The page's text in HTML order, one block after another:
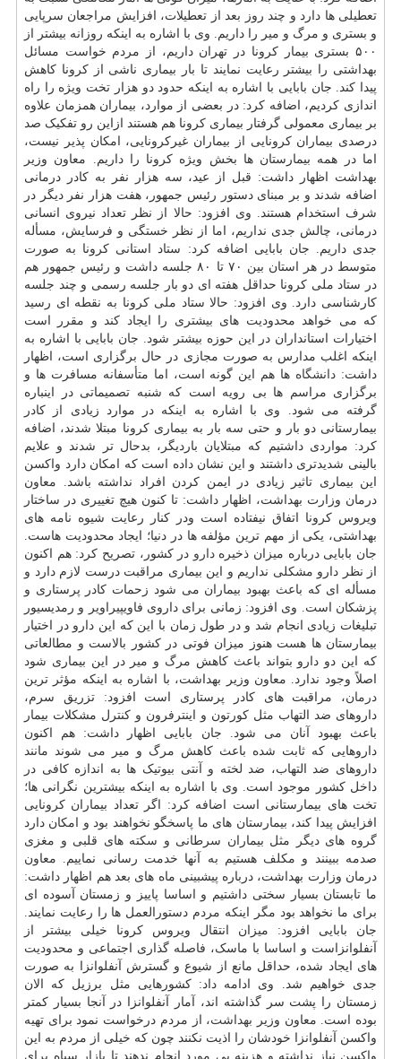
تعطیلی ها دارد و چند روز بعد از تعطیلات، افزایش مراجعان سرپایی
و بستری و مرگ و میر را داریم. وی با اشاره به اینکه روزانه بیشتر از
۵۰۰ بستری بیمار کرونا در تهران داریم، از مردم خواست مسائل
بهداشتی را بیشتر رعایت نمایند تا بار بیماری ناشی از کرونا کاهش
پیدا کند. جان بابایی با اشاره به اینکه حدود دو هزار تخت ویژه را راه
اندازی کردیم، اضافه کرد: در بعضی از موارد، بیماران همزمان علاوه
بر بیماری معمولی گرفتار بیماری کرونا هم هستند ازاین رو تفکیک صد
درصدی بیماران کرونایی از بیماران غیرکرونایی، امکان پذیر نیست،
اما در همه بیمارستان ها بخش ویژه کرونا را داریم. معاون وزیر
بهداشت اظهار داشت: قبل از عید، سه هزار نفر به کادر درمانی
اضافه شدند و بر مبنای دستور رئیس جمهور، هفت هزار نفر دیگر در
شرف استخدام هستند. وی افزود: حالا از نظر تعداد نیروی انسانی
درمانی، چالش جدی نداریم، اما از نظر خستگی و فرسایش، مسأله
جدی داریم. جان بابایی اضافه کرد: ستاد استانی کرونا به صورت
متوسط در هر استان بین ۷۰ تا ۸۰ جلسه داشت و رئیس جمهور هم
در ستاد ملی کرونا حداقل هفته ای دو بار جلسه رسمی و چند جلسه
کارشناسی دارد. وی افزود: حالا ستاد ملی کرونا به نقطه ای رسید
که می خواهد محدودیت های بیشتری را ایجاد کند و مقرر است
اختیارات استانداران در این حوزه بیشتر شود. جان بابایی با اشاره به
اینکه اغلب مدارس به صورت مجازی در حال برگزاری است، اظهار
داشت: دانشگاه ها هم این گونه است، اما متأسفانه مسافرت ها و
برگزاری مراسم ها بی رویه است که شنبه تصمیماتی در اینباره
گرفته می شود. وی با اشاره به اینکه در موارد زیادی از کادر
بیمارستانی دو بار و حتی سه بار به بیماری کرونا مبتلا شدند، اضافه
کرد: مواردی داشتیم که مبتلایان باردیگر، بدحال تر شدند و علایم
بالینی شدیدتری داشتند و این نشان داده است که امکان دارد واکسن
این بیماری تاثیر زیادی در ایمن کردن افراد نداشته باشد. معاون
درمان وزارت بهداشت، اظهار داشت: تا کنون هیچ تغییری در ساختار
ویروس کرونا اتفاق نیفتاده است ودر کنار رعایت شیوه نامه های
بهداشتی، یکی از مهم ترین مؤلفه ها در دنیا؛ ایجاد محدودیت هاست.
جان بابایی درباره میزان ذخیرهدارو در کشور، تصریح کرد: هم اکنون
از نظر دارو مشکلی نداریم و این بیماری مراقبت درست لازم دارد و
مسأله ای که باعث بهبود بیماران می شود زحمات کادر پرستاری و
پزشکان است. وی افزود: زمانی برای داروی فاویپیراویر و رمدیسیور
تبلیغات زیادی انجام شد و در طول زمان با این که این دارو در اختیار
بیمارستان ها هست هنوز میزان فوتی در کشور بالاست و مطالعاتی
که این دو دارو بتواند باعث کاهش مرگ و میر در این بیماری شود
اصلاً وجود ندارد. معاون وزیر بهداشت، با اشاره به اینکه مؤثر ترین
درمان، مراقبت های کادر پرستاری است افزود: تزریق سرم،
داروهای ضد التهاب مثل کورتون و اینترفرون و کنترل مشکلات بیمار
باعث بهبود آنان می شود. جان بابایی اظهار داشت: هم اکنون
داروهایی که ثابت شده باعث کاهش مرگ و میر می شوند مانند
داروهای ضد التهاب، ضد لخته و آنتی بیوتیک ها به اندازه کافی در
داخل کشور موجود است. وی با اشاره به اینکه بیشترین نگرانی ها؛
تخت های بیمارستانی است اضافه کرد: اگر تعداد بیماران کرونایی
افزایش پیدا کند، بیمارستان های ما پاسخگو نخواهند بود و امکان دارد
گروه های دیگر مثل بیماران سرطانی و سکته های قلبی و مغزی
صدمه ببینند و مکلف هستیم به آنها خدمت رسانی نماییم. معاون
درمان وزارت بهداشت، درباره پیشبینی ماه های بعد هم اظهار داشت:
ما تابستان بسیار سختی داشتیم و اساسا پاییز و زمستان آسوده ای
برای ما نخواهد بود مگر اینکه مردم دستورالعمل ها را رعایت نمایند.
جان بابایی افزود: میزان انتقال ویروس کرونا خیلی بیشتر از
آنفلوانزاست و اساسا با ماسک، فاصله گذاری اجتماعی و محدودیت
های ایجاد شده، حداقل مانع از شیوع و گسترش آنفلوانزا به صورت
جدی خواهیم شد. وی ادامه داد: کشورهایی مثل برزیل که الان
زمستان را پشت سر گذاشته اند، آمار آنفلوانزا در آنجا بسیار کمتر
بوده است. معاون وزیر بهداشت، از مردم درخواست نمود برای تهیه
واکسن آنفلوانزا خودشان را اذیت نکنند چون که خیلی از مردم به این
واکسن نیاز نداشته و هزینه بی مورد انجام ندهند تا بازار سیاه برای